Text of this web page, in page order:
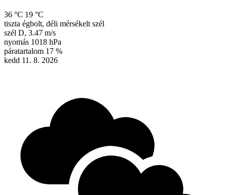
36 °C 19 °C
tiszta égbolt, déli mérsékelt szél
szél D, 3.47 m/s
nyomás 1018 hPa
páratartalom 17 %
kedd 11. 8. 2026